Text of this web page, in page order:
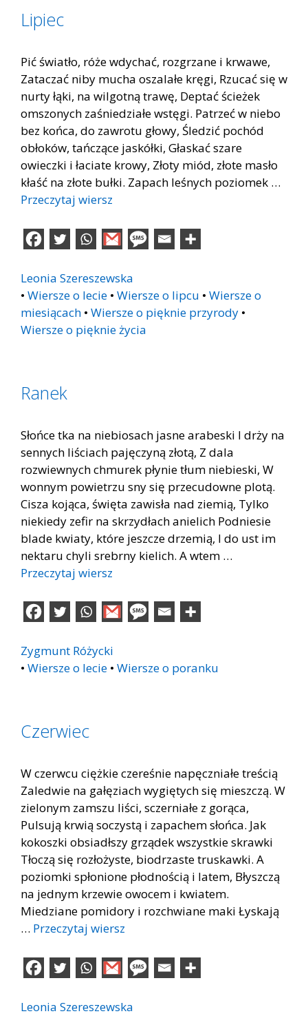
Lipiec
Pić światło, róże wdychać, rozgrzane i krwawe,
Zataczać niby mucha oszalałe kręgi, Rzucać się w
nurty łąki, na wilgotną trawę, Deptać ścieżek
omszonych zaśniedziałe wstęgi. Patrzeć w niebo
bez końca, do zawrotu głowy, Śledzić pochód
obłoków, tańczące jaskółki, Głaskać szare
owieczki i łaciate krowy, Złoty miód, złote masło
kłaść na złote bułki. Zapach leśnych poziomek …
Przeczytaj wiersz
Leonia Szereszewska
• Wiersze o lecie • Wiersze o lipcu • Wiersze o
miesiącach • Wiersze o pięknie przyrody •
Wiersze o pięknie życia
Ranek
Słońce tka na niebiosach jasne arabeski I drży na
sennych liściach pajęczyną złotą, Z dala
rozwiewnych chmurek płynie tłum niebieski, W
wonnym powietrzu sny się przecudowne plotą.
Cisza kojąca, święta zawisła nad ziemią, Tylko
niekiedy zefir na skrzydłach anielich Podniesie
blade kwiaty, które jeszcze drzemią, I do ust im
nektaru chyli srebrny kielich. A wtem …
Przeczytaj wiersz
Zygmunt Różycki
• Wiersze o lecie • Wiersze o poranku
Czerwiec
W czerwcu ciężkie czereśnie napęczniałe treścią
Zaledwie na gałęziach wygiętych się mieszczą. W
zielonym zamszu liści, sczerniałe z gorąca,
Pulsują krwią soczystą i zapachem słońca. Jak
kokoszki obsiadłszy grządek wszystkie skrawki
Tłoczą się rozłożyste, biodrzaste truskawki. A
poziomki spłonione płodnością i latem, Błyszczą
na jednym krzewie owocem i kwiatem.
Miedziane pomidory i rozchwiane maki Łyskają
… Przeczytaj wiersz
Leonia Szereszewska